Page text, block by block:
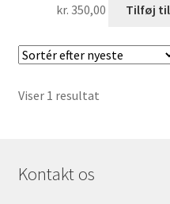
kr. 350,00 Tilføj
Viser 1 resultat
Kontakt os